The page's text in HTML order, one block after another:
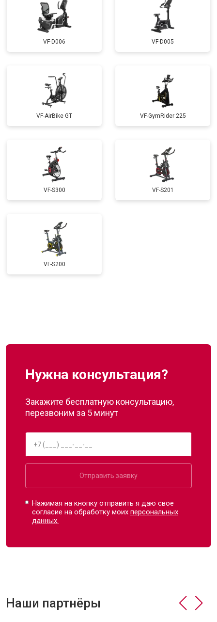
VF-D006 VF-D005
VF-AirBike GT VF-GymRider 225
VF-S300 VF-S201
VF-S200
Нужна консультация?
Закажите бесплатную консультацию,
перезвоним за 5 минут
Отправить заявку
Нажимая на кнопку отправить я даю свое
согласие на обработку моихперсональных
данных.
Наши партнёры